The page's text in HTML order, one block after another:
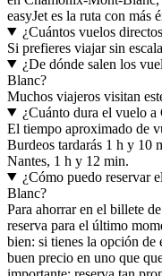
easyJet es la ruta con más
¿Cuántos vuelos
Si prefieres viajar sin
¿De dónde salen los
Blanc?
Muchos viajeros visitan
¿Cuánto dura el vuelo
El tiempo aproximado de
Burdeos tardarás 1 h y 10
Nantes, 1 h y 12 min.
¿Cómo puedo reservar
Blanc?
Para ahorrar en el billete
reserva para el último
bien: si tienes la opción de
buen precio en uno que